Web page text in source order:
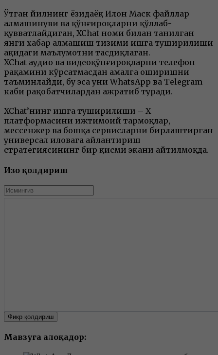
Ўтган йилнинг ёзидаёқ Илон Маск файллар
алмашинуви ва қўнғироқларни қўллаб-
қувватлайдиган, XChat номи билан танилган
янги хабар алмашиш тизими ишга туширилиши
ҳақидаги маълумотни тасдиқлаган.
XChat аудио ва видеоқўнғироқларни телефон
рақамини кўрсатмасдан амалга оширишни
таъминлайди, бу эса уни WhatsApp ва Telegram
каби рақобатчилардан ажратиб туради.
XChat’нинг ишга туширилиши – X
платформасини ижтимоий тармоқлар,
мессенжер ва бошқа сервисларни бирлаштирган
универсал иловага айлантириш
стратегиясининг бир қисми экани айтилмоқда.
Изоҳ қолдириш
Фикр қолдириш
Мавзуга алоқадор: